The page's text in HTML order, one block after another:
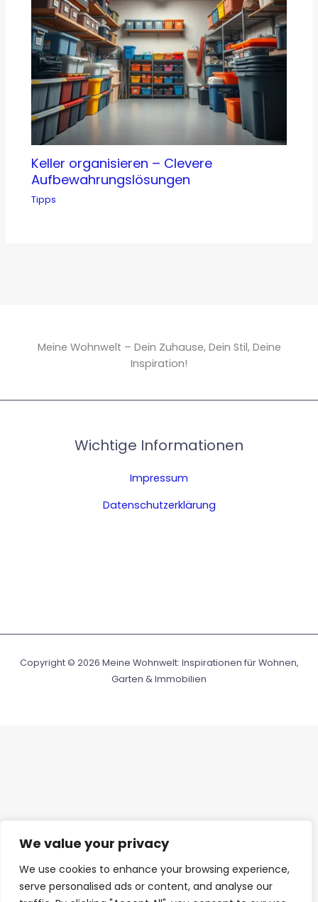
We value your privacy
We use cookies to enhance your browsing experience,
serve personalised ads or content, and analyse our
Keller organisieren – Clevere
Aufbewahrungslösungen
Tipps
Meine Wohnwelt – Dein Zuhause, Dein Stil, Deine
Inspiration!
Wichtige Informationen
Impressum
Datenschutzerklärung
Copyright © 2026 Meine Wohnwelt: Inspirationen für Wohnen,
Garten & Immobilien